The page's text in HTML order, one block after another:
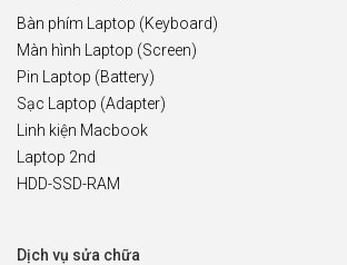
Bàn phím Laptop (Keyboard)
Màn hình Laptop (Screen)
Pin Laptop (Battery)
Sạc Laptop (Adapter)
Linh kiện Macbook
Laptop 2nd
HDD-SSD-RAM
Dịch vụ sửa chữa